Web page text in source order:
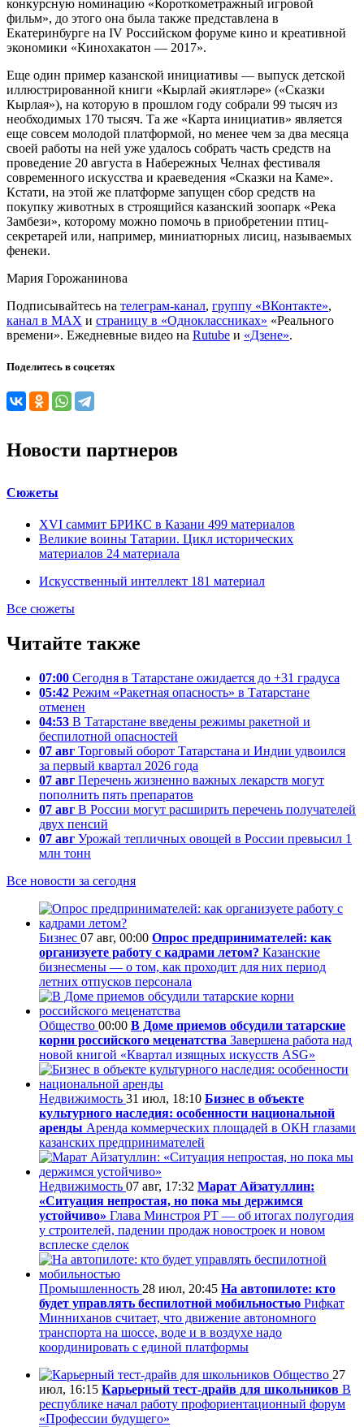
конкурсную номинацию «Короткометражный игровой
фильм», до этого она была также представлена в
Екатеринбурге на IV Российском форуме кино и креативной
экономики «Кинохакатон — 2017».
Еще один пример казанской инициативы — выпуск детской
иллюстрированной книги «Кырлай әкиятләре» («Сказки
Кырлая»), на которую в прошлом году собрали 99 тысяч из
необходимых 170 тысяч. Та же «Карта инициатив» является
еще совсем молодой платформой, но менее чем за два месяца
своей работы на ней уже удалось собрать часть средств на
проведение 20 августа в Набережных Челнах фестиваля
современного искусства и краеведения «Сказки на Каме».
Кстати, на этой же платформе запущен сбор средств на
покупку животных в строящийся казанский зоопарк «Река
Замбези», которому можно помочь в приобретении птиц-
секретарей или, например, миниатюрных лисиц, называемых
фенеки.
Мария Горожанинова
Подписывайтесь на телеграм-канал, группу «ВКонтакте»,
канал в MAX и страницу в «Одноклассниках» «Реального
времени». Ежедневные видео на Rutube и «Дзене».
Поделитесь в соцсетях
Новости партнеров
Сюжеты
XVI саммит БРИКС в Казани 499 материалов
Великие воины Татарии. Цикл исторических
материалов 24 материала
Искусственный интеллект 181 материал
Все сюжеты
Читайте также
07:00 Сегодня в Татарстане ожидается до +31 градуса
05:42 Режим «Ракетная опасность» в Татарстане
отменен
04:53 В Татарстане введены режимы ракетной и
беспилотной опасностей
07 авг Торговый оборот Татарстана и Индии удвоился
за первый квартал 2026 года
07 авг Перечень жизненно важных лекарств могут
пополнить пять препаратов
07 авг В России могут расширить перечень получателей
двух пенсий
07 авг Урожай тепличных овощей в России превысил 1
млн тонн
Все новости за сегодня
Бизнес 07 авг, 00:00 Опрос предпринимателей: как
организуете работу с кадрами летом? Казанские
бизнесмены — о том, как проходит для них период
летних отпусков персонала
Общество 00:00 В Доме приемов обсудили татарские
корни российского меценатства Завершена работа над
новой книгой «Квартал изящных искусств ASG»
Недвижимость 31 июл, 18:10 Бизнес в объекте
культурного наследия: особенности национальной
аренды Аренда коммерческих площадей в ОКН глазами
казанских предпринимателей
Недвижимость 07 авг, 17:32 Марат Айзатуллин:
«Ситуация непростая, но пока мы держимся
устойчиво» Глава Минстроя РТ — об итогах полугодия
у строителей, падении продаж новостроек и новом
всплеске сделок
Промышленность 28 июл, 20:45 На автопилоте: кто
будет управлять беспилотной мобильностью Рифкат
Минниханов считает, что движение автономного
транспорта на шоссе, воде и в воздухе надо
координировать с единой платформы
Общество 27
июл, 16:15 Карьерный тест-драйв для школьников В
республике начал работу профориентационный форум
«Профессии будущего»